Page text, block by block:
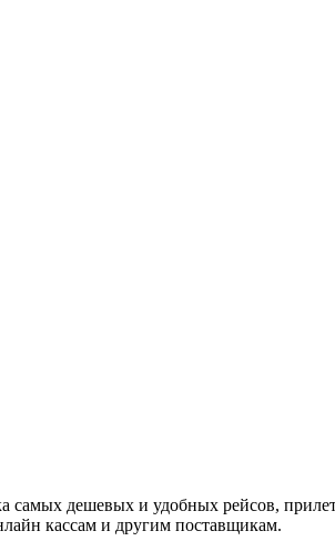
дешевых и удобных рейсов,
кассам и другим поставщикам.